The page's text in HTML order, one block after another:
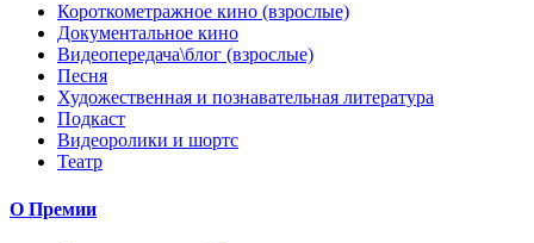
Короткометражное кино (взрослые)
Документальное кино
Видеопередача\блог (взрослые)
Песня
Художественная и познавательная литература
Подкаст
Видеоролики и шортс
Театр
О Премии